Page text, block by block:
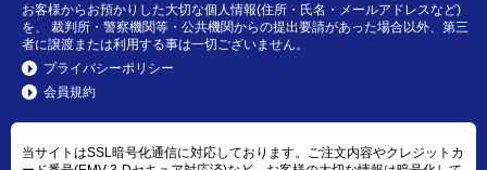
お客様からお預かりした大切な個人情報(住所・氏名・メールアドレスなど)
を、 裁判所・警察機関等・公共機関からの提出要請があった場合以外、第三
者に譲渡または利用する事は一切ございません。
プライバシーポリシー
会員規約
当サイトはSSL暗号化通信に対応しております。ご注文内容やクレジットカ